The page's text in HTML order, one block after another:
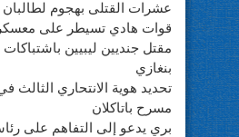
عشرات القتلى بهجوم
قوات هادي تسيطر على
مقتل جنديين ليبيين
بنغازي
تحديد هوية الانتحاري الثالث
مسرح باتاكلان
بري يدعو إلى التفاهم على